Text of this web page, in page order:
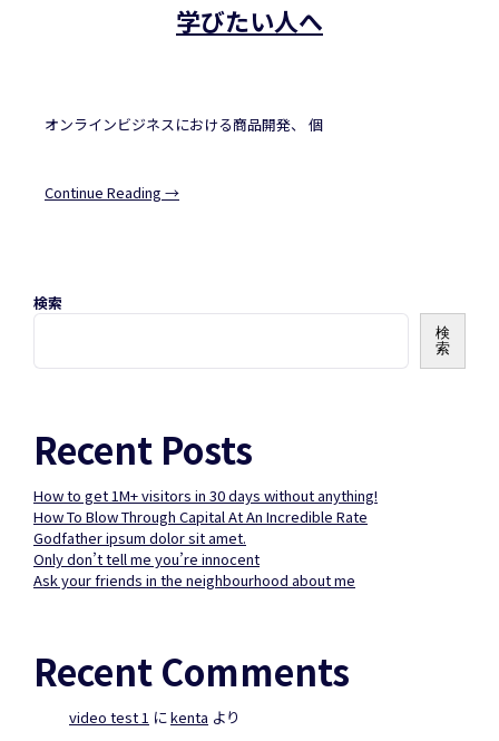
学びたい人へ
オンラインビジネスにおける商品開発、 個
Continue Reading →
検索
検
索
Recent Posts
How to get 1M+ visitors in 30 days without anything!
How To Blow Through Capital At An Incredible Rate
Godfather ipsum dolor sit amet.
Only don’t tell me you’re innocent
Ask your friends in the neighbourhood about me
Recent Comments
video test 1 にkenta より